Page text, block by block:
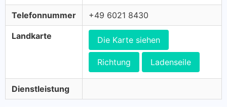
Telefonnummer +49 6021 8430
Landkarte Die Karte siehen
Richtung Ladenseile
Dienstleistung